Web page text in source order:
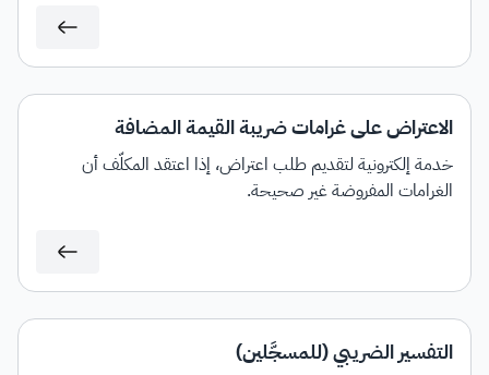
الاعتراض على غرامات ضريبة القيمة المضافة
خدمة إلكترونية لتقديم طلب اعتراض، إذا اعتقد المكلَّف أن
الغرامات المفروضة غير صحيحة.
التفسير الضريبي (للمسجَّلين)